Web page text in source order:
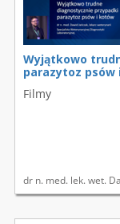
Wyjątkowo
parazytoz psów
Filmy
dr n. med. lek. wet.